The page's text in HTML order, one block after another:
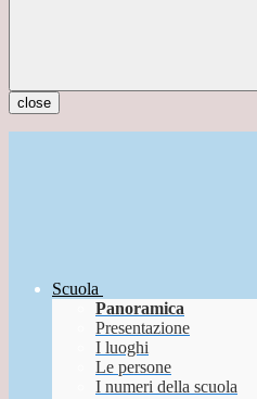
close
Scuola
Panoramica
Presentazione
I luoghi
Le persone
I numeri della scuola